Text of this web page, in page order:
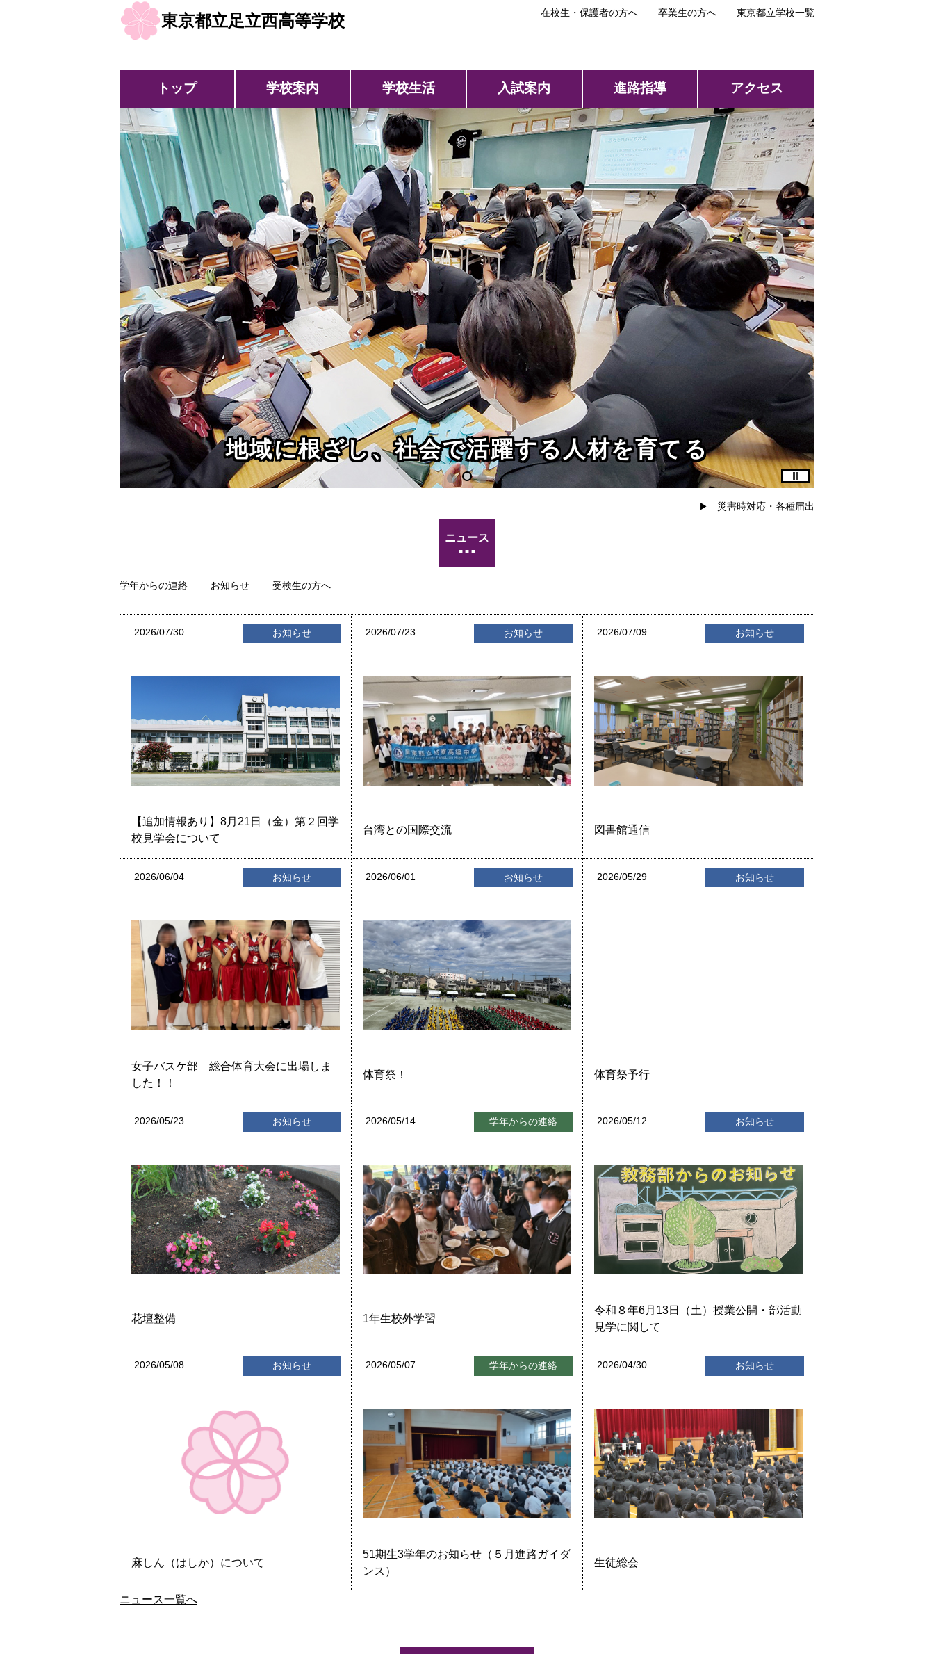
東京都立足立西高等学校
トップ 学校案内 学校生活 入試案内 進路指導 アクセス
在校生・保護者の方へ 卒業生の方へ 東京都立学校一覧
地域に根ざし、社会で活躍する人材を育てる
災害時対応・各種届出
ニュース
学年からの連絡 お知らせ 受検生の方へ
2026/07/30 お知らせ
【追加情報あり】8月21日（金）第２回学
校見学会について
2026/07/23 お知らせ
台湾との国際交流
2026/07/09 お知らせ
図書館通信
2026/06/04 お知らせ
女子バスケ部 総合体育大会に出場しま
した！！
2026/06/01 お知らせ
体育祭！
2026/05/29 お知らせ
体育祭予行
2026/05/23 お知らせ
花壇整備
2026/05/14 学年からの連絡
1年生校外学習
2026/05/12 お知らせ
令和８年6月13日（土）授業公開・部活動
見学に関して
2026/05/08 お知らせ
麻しん（はしか）について
2026/05/07 学年からの連絡
51期生3学年のお知らせ（５月進路ガイダ
ンス）
2026/04/30 お知らせ
生徒総会
ニュース一覧へ